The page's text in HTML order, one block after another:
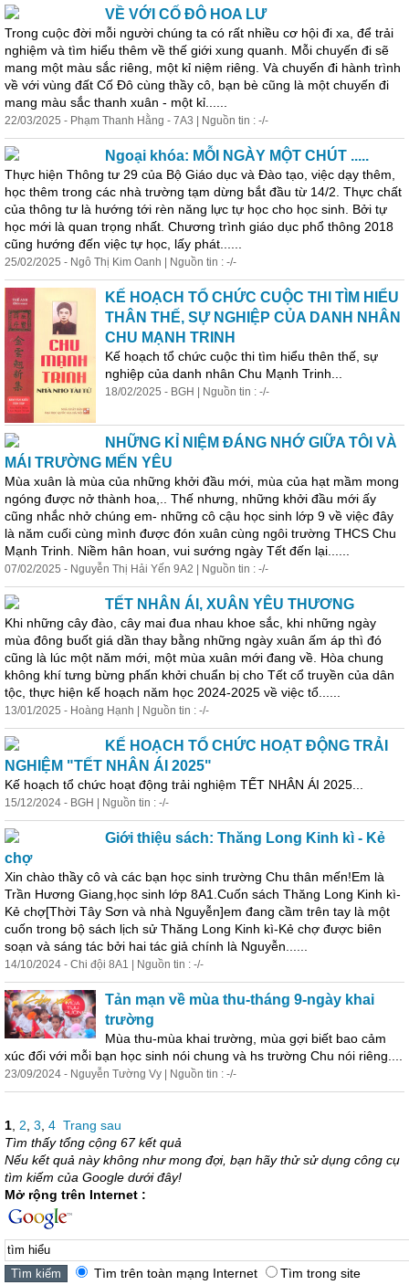
VỀ VỚI CỐ ĐÔ HOA LƯ
Trong cuộc đời mỗi người chúng ta có rất nhiều cơ hội đi xa, để trải
nghiệm và tìm hiểu thêm về thế giới xung quanh. Mỗi chuyến đi sẽ
mang một màu sắc riêng, một kỉ niệm riêng. Và chuyến đi hành trình
về với vùng đất Cố Đô cùng thầy cô, bạn bè cũng là một chuyến đi
mang màu sắc thanh xuân - một kỉ......
22/03/2025 - Phạm Thanh Hằng - 7A3 | Nguồn tin : -/-
Ngoại khóa: MỖI NGÀY MỘT CHÚT .....
Thực hiện Thông tư 29 của Bộ Giáo dục và Đào tạo, việc dạy thêm,
học thêm trong các nhà trường tạm dừng bắt đầu từ 14/2. Thực chất
của thông tư là hướng tới rèn năng lực tự học cho học sinh. Bởi tự
học mới là quan trọng nhất. Chương trình giáo dục phổ thông 2018
cũng hướng đến việc tự học, lấy phát......
25/02/2025 - Ngô Thị Kim Oanh | Nguồn tin : -/-
KẾ HOẠCH TỔ CHỨC CUỘC THI TÌM HIỂU
THÂN THẾ, SỰ NGHIỆP CỦA DANH NHÂN
CHU MẠNH TRINH
Kế hoạch tổ chức cuộc thi tìm hiểu thên thế, sự
nghiệp của danh nhân Chu Mạnh Trinh...
18/02/2025 - BGH | Nguồn tin : -/-
NHỮNG KỈ NIỆM ĐÁNG NHỚ GIỮA TÔI VÀ
MÁI TRƯỜNG MẾN YÊU
Mùa xuân là mùa của những khởi đầu mới, mùa của hạt mầm mong
ngóng được nở thành hoa,.. Thế nhưng, những khởi đầu mới ấy
cũng nhắc nhở chúng em- những cô cậu học sinh lớp 9 về việc đây
là năm cuối cùng mình được đón xuân cùng ngôi trường THCS Chu
Mạnh Trinh. Niềm hân hoan, vui sướng ngày Tết đến lại......
07/02/2025 - Nguyễn Thị Hải Yến 9A2 | Nguồn tin : -/-
TẾT NHÂN ÁI, XUÂN YÊU THƯƠNG
Khi những cây đào, cây mai đua nhau khoe sắc, khi những ngày
mùa đông buốt giá dần thay bằng những ngày xuân ấm áp thì đó
cũng là lúc một năm mới, một mùa xuân mới đang về. Hòa chung
không khí tưng bừng phấn khởi chuẩn bị cho Tết cổ truyền của dân
tộc, thực hiện kế hoạch năm học 2024-2025 về việc tổ......
13/01/2025 - Hoàng Hạnh | Nguồn tin : -/-
KẾ HOẠCH TỔ CHỨC HOẠT ĐỘNG TRẢI
NGHIỆM "TẾT NHÂN ÁI 2025"
Kế hoạch tổ chức hoạt động trải nghiệm TẾT NHÂN ÁI 2025...
15/12/2024 - BGH | Nguồn tin : -/-
Giới thiệu sách: Thăng Long Kinh kì - Kẻ
chợ
Xin chào thầy cô và các bạn học sinh trường Chu thân mến!Em là
Trần Hương Giang,học sinh lớp 8A1.Cuốn sách Thăng Long Kinh kì-
Kẻ chợ[Thời Tây Sơn và nhà Nguyễn]em đang cầm trên tay là một
cuốn trong bộ sách lịch sử Thăng Long Kinh kì-Kẻ chợ được biên
soạn và sáng tác bởi hai tác giả chính là Nguyễn......
14/10/2024 - Chi đội 8A1 | Nguồn tin : -/-
Tản mạn về mùa thu-tháng 9-ngày khai
trường
Mùa thu-mùa khai trường, mùa gợi biết bao cảm
xúc đối với mỗi bạn học sinh nói chung và hs trường Chu nói riêng....
23/09/2024 - Nguyễn Tường Vy | Nguồn tin : -/-
1 2 3 4 Trang sau
Tìm thấy tổng cộng 67 kết quả
Nếu kết quả này không như mong đợi, bạn hãy thử sử dụng công cụ
tìm kiếm của Google dưới đây!
Mở rộng trên Internet :
Tìm trên toàn mạng Internet
Tìm trong site